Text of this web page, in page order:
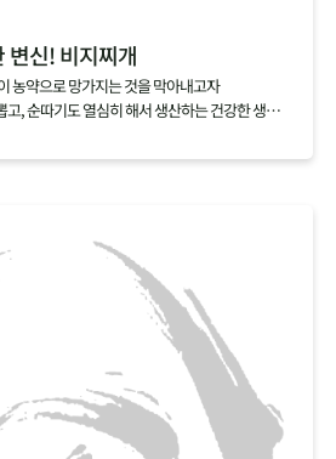
변신! 비지찌개
농약으로 망가지는 것을 막아내고자
, 순따기도 열심히 해서 생산하는 건강한 생활